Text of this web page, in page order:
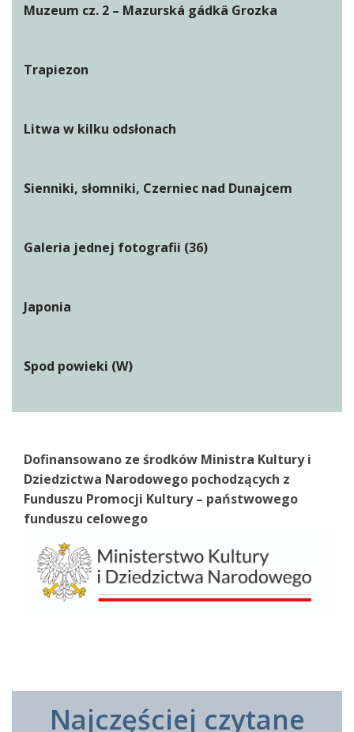
Muzeum cz. 2 – Mazurská gádkä Grozka
Trapiezon
Litwa w kilku odsłonach
Sienniki, słomniki, Czerniec nad Dunajcem
Galeria jednej fotografii (36)
Japonia
Spod powieki (W)
Dofinansowano ze środków Ministra Kultury i
Dziedzictwa Narodowego pochodzących z
Funduszu Promocji Kultury – państwowego
funduszu celowego
Najczęściej czytane